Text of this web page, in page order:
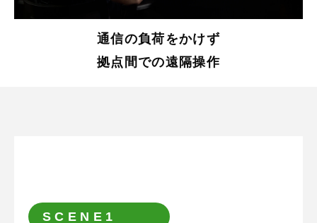
通信の負荷をかけず
拠点間での遠隔操作
SCENE1